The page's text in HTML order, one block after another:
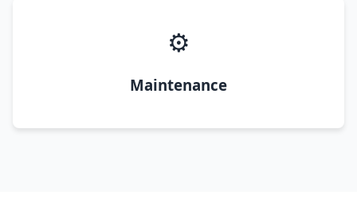
⚙️
Maintenance